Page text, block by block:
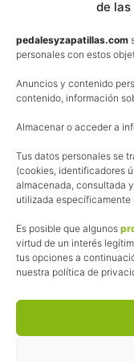
de
pedalesyzapatillas.com
personales con estos
Anuncios y contenido
contenido, información
Almacenar o acceder a
Tus datos personales se
(cookies, identificadores
almacenada, consultada
utilizada
Es posible que algunos
virtud de un interés
tus opciones a
nuestra política de
Términos y
Política de
Política de cookies
Afiliación
La web de
¿Qué significa esto?
Cuando recomiendo
online que utilizo y,
una comisión sin
Esas comisiones me
las inscripciones a
Siempre escribo